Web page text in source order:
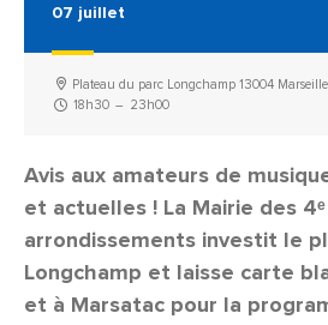
07 juillet
Plateau du parc Longchamp 13004 Marseille
18h30 – 23h00
Avis aux amateurs de
et actuelles ! La Mairie des 4ᵉ
arrondissements investit le
Longchamp et laisse carte
et à Marsatac pour la